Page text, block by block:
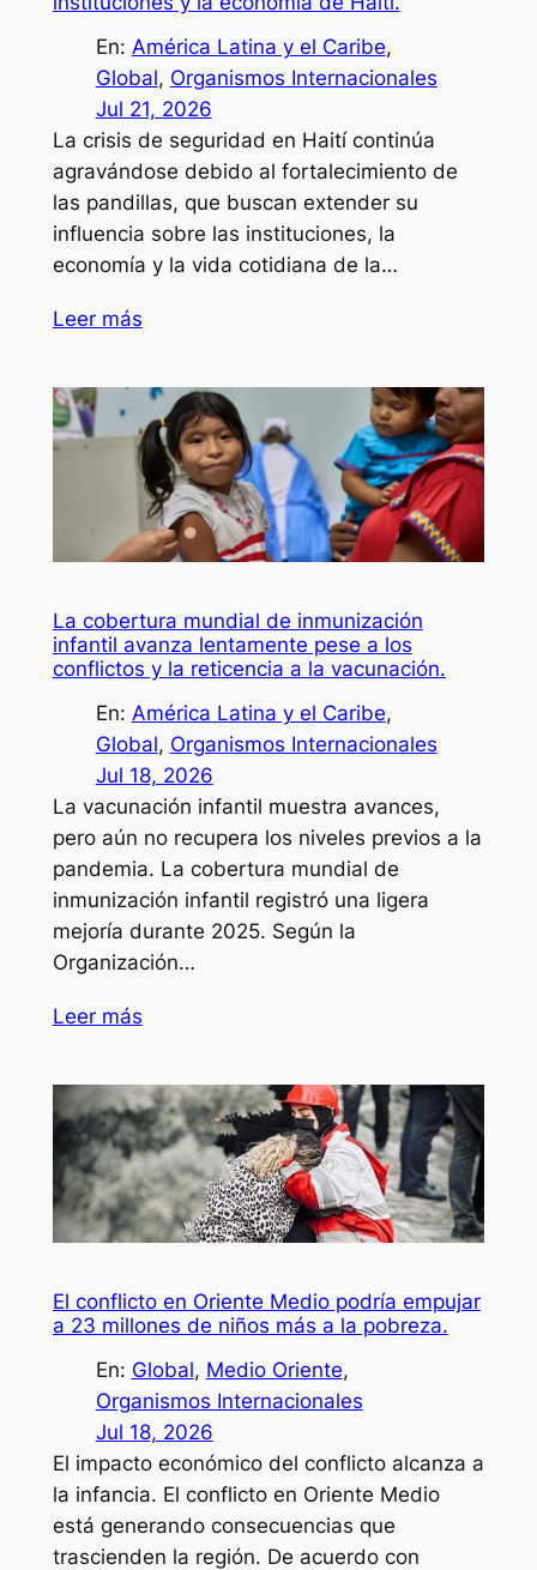
En: América Latina y el Caribe
Global, Organismos Internacionales
Jul 21, 2026
La crisis de seguridad en Haití continúa
agravándose debido al fortalecimiento de
las pandillas, que buscan extender su
influencia sobre las instituciones, la
economía y la vida cotidiana de la…
Leer más
La cobertura mundial de inmunización
infantil avanza lentamente pese a los
conflictos y la reticencia a la vacunación.
En: América Latina y el Caribe
Global, Organismos Internacionales
Jul 18, 2026
La vacunación infantil muestra avances,
pero aún no recupera los niveles previos a la
pandemia. La cobertura mundial de
inmunización infantil registró una ligera
mejoría durante 2025. Según la
Organización…
Leer más
El conflicto en Oriente Medio podría empujar
a 23 millones de niños más a la pobreza.
En: Global, Medio Oriente
Organismos Internacionales
Jul 18, 2026
El impacto económico del conflicto alcanza a
la infancia. El conflicto en Oriente Medio
está generando consecuencias que
trascienden la región. De acuerdo con